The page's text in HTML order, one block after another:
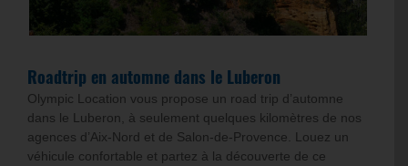
Roadtrip en automne dans le Luberon
Olympic Location vous propose un road trip d’automne
dans le Luberon, à seulement quelques kilomètres de nos
agences d’Aix-Nord et de Salon-de-Provence. Louez un
véhicule confortable et partez à la découverte de ce